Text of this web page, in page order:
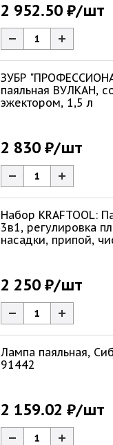
2 952.50 ₽/шт
ЗУБР
паяльная ВУЛКАН,
эжектором, 1,5 л
2 830 ₽/шт
Набор KRAFTOOL:
3в1, регулировка
насадки, припой,
2 250 ₽/шт
Лампа паяльная,
91442
2 159.02 ₽/шт